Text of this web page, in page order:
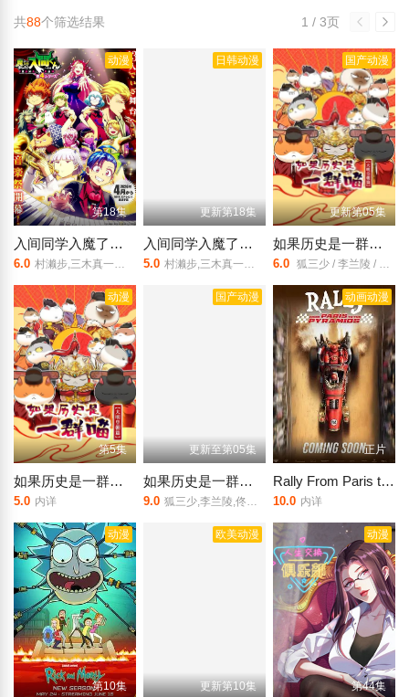
1 / 3页
共88个筛选结果
动漫
第18集
入间同学入魔了第四季
6.0 村濑步,三木真一郎,朝井彩加,木村良平,佐藤拓也,柿原彻也,山谷祥生,大河元气,梶原岳人,吉永拓斗,土岐隼一,本渡枫,东山奈央,早见沙织,黑田崇矢,小野大辅,斋贺光希
日韩动漫
更新第18集
入间同学入魔了！第四季
5.0 村濑步,三木真一郎,朝井彩加,木村良平,佐藤拓也,柿原彻也,山谷祥生,大河元气,梶原岳人,吉永拓斗,土岐隼一,本渡枫,东山奈央,早见沙织,黑田崇矢,小野大辅,斋贺光希
国产动漫
更新第05集
如果历史是一群喵 大明皇朝篇
6.0 狐三少 / 李兰陵 / 佟心竹 / 刘明月 / 叶知秋 / 阎么么 / 常蓉珊 / 李轻扬 / 闫夜桥
动漫
第5集
如果历史是一群喵 大明皇朝篇
5.0 内详
国产动漫
更新至第05集
如果历史是一群喵第十三季
9.0 狐三少,李兰陵,佟心竹,刘明月,叶知秋,阎么么,常蓉珊,李轻扬,闫夜桥
动画动漫
正片
Rally From Paris to the Pyramids
10.0 内详
动漫
第10集
欧美动漫
更新第10集
动漫
第44集